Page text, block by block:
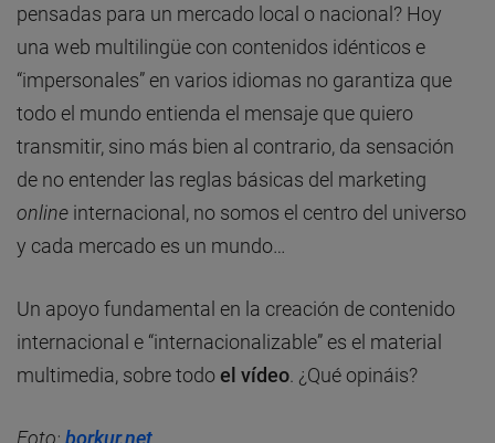
pensadas para un mercado local o nacional? Hoy
una web multilingüe con contenidos idénticos e
“impersonales” en varios idiomas no garantiza que
todo el mundo entienda el mensaje que quiero
transmitir, sino más bien al contrario, da sensación
de no entender las reglas básicas del marketing
online internacional, no somos el centro del universo
y cada mercado es un mundo…
Un apoyo fundamental en la creación de contenido
internacional e “internacionalizable” es el material
multimedia, sobre todoel vídeo . ¿Qué opináis?
Foto: borkur.net